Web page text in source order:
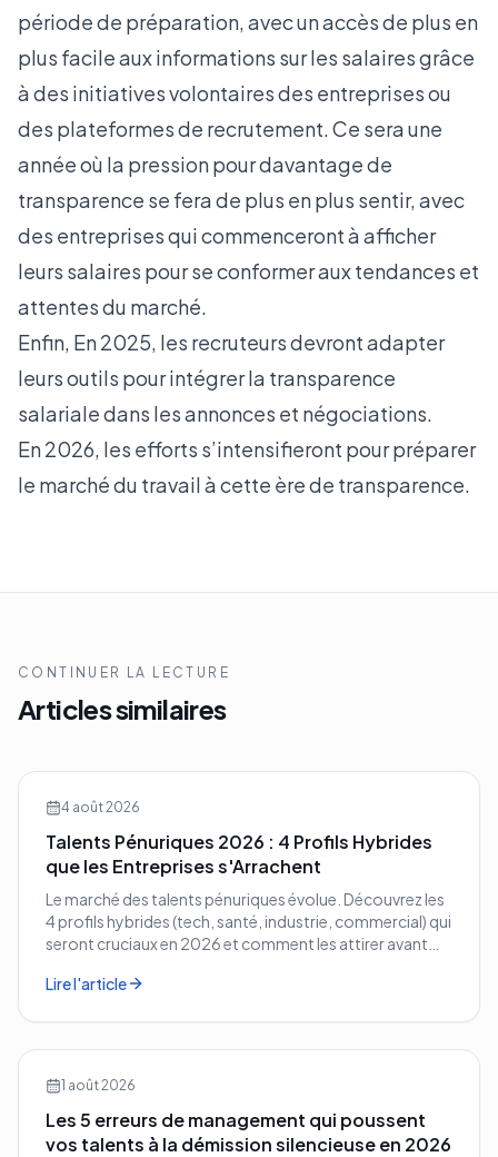
période de préparation, avec un accès de plus en
plus facile aux informations sur les salaires grâce
à des initiatives volontaires des entreprises ou
des plateformes de recrutement. Ce sera une
année où la pression pour davantage de
transparence se fera de plus en plus sentir, avec
des entreprises qui commenceront à afficher
leurs salaires pour se conformer aux tendances et
attentes du marché.
Enfin, En 2025, les recruteurs devront adapter
leurs outils pour intégrer la transparence
salariale dans les annonces et négociations.
En 2026, les efforts s’intensifieront pour préparer
le marché du travail à cette ère de transparence.
CONTINUER LA LECTURE
Articles similaires
4 août 2026
Talents Pénuriques 2026 : 4 Profils Hybrides
que les Entreprises s'Arrachent
Le marché des talents pénuriques évolue. Découvrez les
4 profils hybrides (tech, santé, industrie, commercial) qui
seront cruciaux en 2026 et comment les attirer avant
Lire l'article
1 août 2026
Les 5 erreurs de management qui poussent
vos talents à la démission silencieuse en 2026